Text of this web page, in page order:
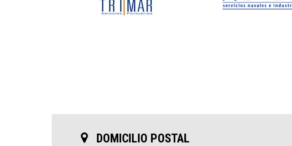
DOMICILIO POSTAL